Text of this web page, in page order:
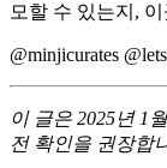
모할 수 있는지,
@minjicurates
이 글은 2025년 1
전 확인을 권장합